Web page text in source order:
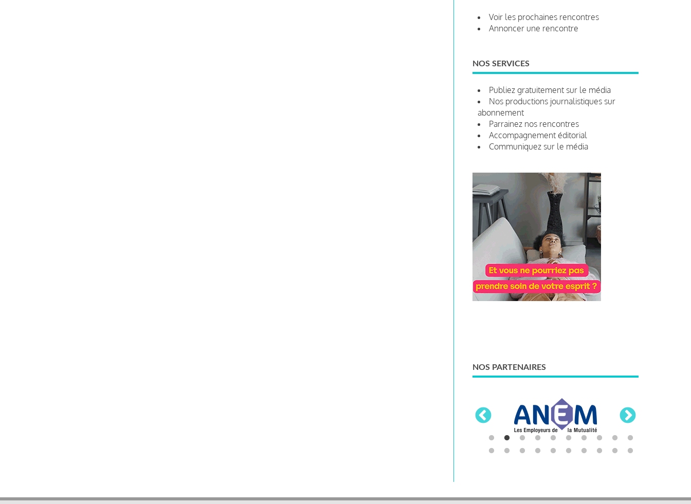
Voir les prochaines rencontres
Annoncer une rencontre
NOS SERVICES
Publiez gratuitement sur le média
Nos productions journalistiques sur
abonnement
Parrainez nos rencontres
Accompagnement éditorial
Communiquez sur le média
NOS PARTENAIRES